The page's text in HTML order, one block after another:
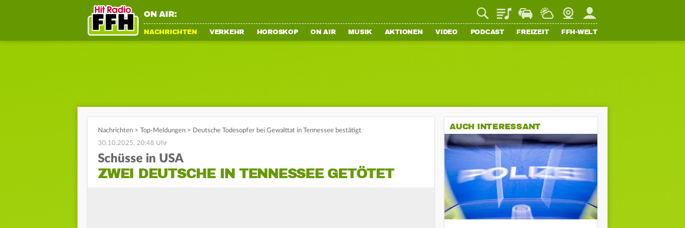
ON AIR: PlaylistStaupilotWetterWebcamMein FFH
NACHRICHTEN VERKEHR HOROSKOP ON AIR MUSIK AKTIONEN VIDEO PODCAST FREIZEIT FFH-WELT
Nachrichten > Top-Meldungen > Deutsche Todesopfer bei Gewalttat in Tennessee bestätigt
30.10.2025, 20:48 Uhr
Schüsse in USA
ZWEI DEUTSCHE IN TENNESSEE GETÖTET
AUCH INTERESSANT